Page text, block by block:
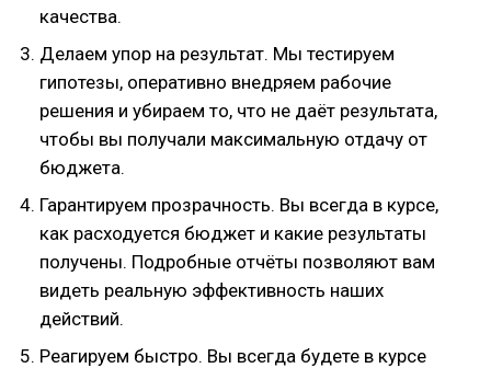
качества.
Делаем упор на результат. Мы тестируем
гипотезы, оперативно внедряем рабочие
решения и убираем то, что не даёт результата,
чтобы вы получали максимальную отдачу от
бюджета.
Гарантируем прозрачность. Вы всегда в курсе,
как расходуется бюджет и какие результаты
получены. Подробные отчёты позволяют вам
видеть реальную эффективность наших
действий.
Реагируем быстро. Вы всегда будете в курсе